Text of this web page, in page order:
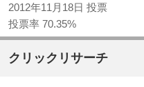
2012年11月18日 投票
投票率 70.35%
クリックリサーチ